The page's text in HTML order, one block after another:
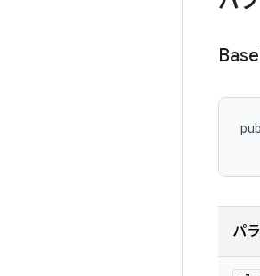
Base
パ